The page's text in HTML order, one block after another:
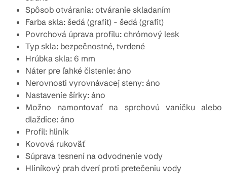
Spôsob otvárania: otváranie skladaním
Farba skla: šedá (grafit) - šedá (grafit)
Povrchová úprava profilu: chrómový lesk
Typ skla: bezpečnostné, tvrdené
Hrúbka skla: 6 mm
Náter pre ľahké čistenie: áno
Nerovnosti vyrovnávacej steny: áno
Nastavenie šírky: áno
Možno namontovať na sprchovú vaničku alebo
dlaždice: áno
Profil: hliník
Kovová rukoväť
Súprava tesnení na odvodnenie vody
Hliníkový prah dverí proti pretečeniu vody